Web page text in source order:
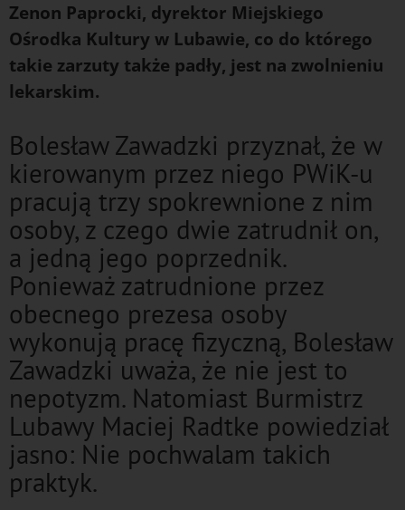
Zenon Paprocki, dyrektor Miejskiego
Ośrodka Kultury w Lubawie, co do którego
takie zarzuty także padły, jest na zwolnieniu
lekarskim.
Bolesław Zawadzki przyznał, że w
kierowanym przez niego PWiK-u
pracują trzy spokrewnione z nim
osoby, z czego dwie zatrudnił on,
a jedną jego poprzednik.
Ponieważ zatrudnione przez
obecnego prezesa osoby
wykonują pracę fizyczną, Bolesław
Zawadzki uważa, że nie jest to
nepotyzm. Natomiast Burmistrz
Lubawy Maciej Radtke powiedział
jasno: Nie pochwalam takich
praktyk.